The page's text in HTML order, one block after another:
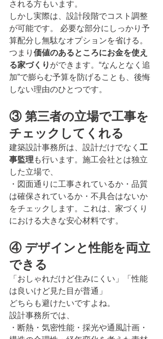
される方もいます。
しかし実際は、設計段階でコスト調整
が可能です。 必要な部分にしっかり予
算配分し無駄なオプションを省ける。
つまり 価値のあるところにお金を使え
る家づくり ができます。“なんとなく追
加”で膨らむ予算を防げることも、後悔
しない理由のひとつです。
③ 第三者の立場で工事を
チェックしてくれる
建築設計事務所は、設計だけでなく 工
事監理 も行います。施工会社とは独立
した立場で、
・図面通りに工事されているか・品質
は確保されているか・不具合はないか
をチェックします。これは、家づくり
における大きな安心材料です。
④ デザインと性能を両立
できる
「おしゃれだけど住みにくい」「性能
は良いけど見た目が普通」
どちらも避けたいですよね。
設計事務所では、
・断熱・気密性能・採光や通風計画・